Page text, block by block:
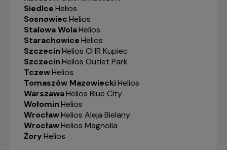
Siedlce-
Helios
Sosnowiec-
Helios
Stalowa Wola-
Helios
Starachowice-
Helios
Szczecin-
Helios CHR Kupiec
Szczecin-
Helios Outlet Park
Tczew-
Helios
Tomaszów Mazowiecki-
Helios
Warszawa-
Helios Blue City
Wołomin-
Helios
Wrocław-
Helios Aleja Bielany
Wrocław-
Helios Magnolia
Żory-
Helios